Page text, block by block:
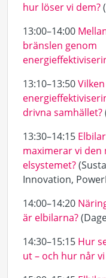
hur löser vi dem?
13:00–14:00
bränslen genom
13:10–13:50
drivna samhället?
13:30–14:15
maximerar vi den
elsystemet?
Innovation,
14:00–14:20
är elbilarna?
14:30–15:15 Hur
ut – och hur når